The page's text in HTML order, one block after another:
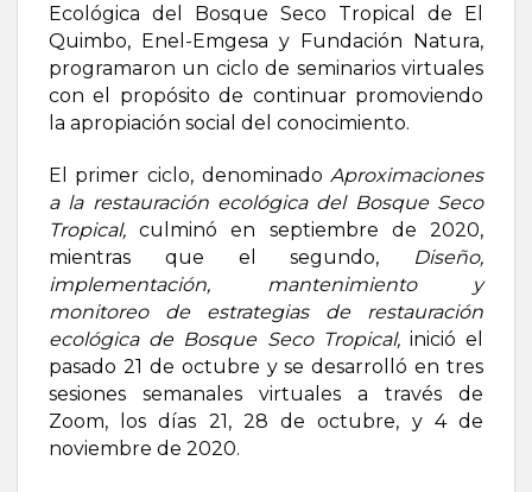
Ecológica del Bosque Seco Tropical de El
Quimbo, Enel-Emgesa y Fundación Natura,
programaron un ciclo de seminarios virtuales
con el propósito de continuar promoviendo
la apropiación social del conocimiento.
El primer ciclo, denominado Aproximaciones
a la restauración ecológica del Bosque Seco
Tropical,culminó en septiembre de 2020,
mientras que el segundo, Diseño,
implementación, mantenimiento y
monitoreo de estrategias de restauración
ecológica de Bosque Seco Tropical,inició el
pasado 21 de octubre y se desarrolló en tres
sesiones semanales virtuales a través de
Zoom, los días 21, 28 de octubre, y 4 de
noviembre de 2020.